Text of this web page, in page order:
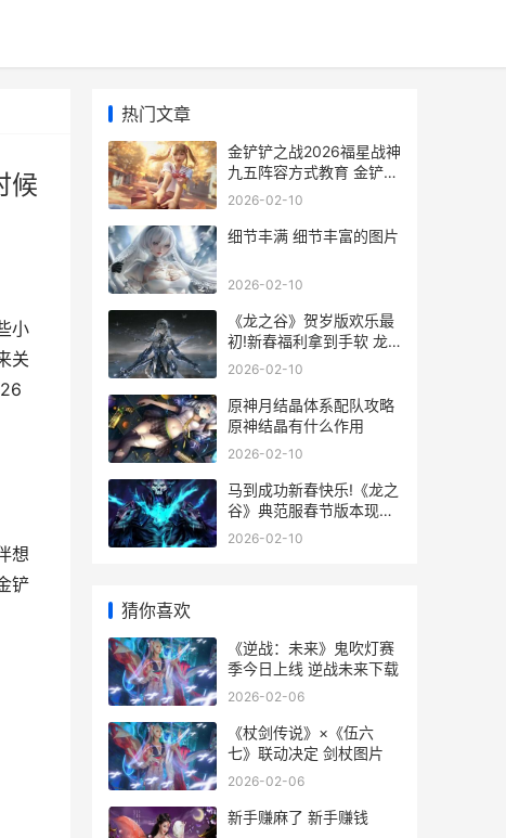
候
小
关
想
铲
热门文章
金铲铲之战2026福星战神
九五阵容方式教育 金铲铲
之战2026福星什么时候返
2026-02-10
细节丰满 细节丰富的图片
2026-02-10
《龙之谷》贺岁版欢乐最
初!新春福利拿到手软 龙
之谷周年庆活动2020
2026-02-10
原神月结晶体系配队攻略
原神结晶有什么作用
2026-02-10
马到成功新春快乐!《龙之
谷》典范服春节版本现已
升级 马到成功下一句怎么
2026-02-10
猜你喜欢
《逆战：未来》鬼吹灯赛
季今日上线 逆战未来下载
2026-02-06
《杖剑传说》×《伍六
七》联动决定 剑杖图片
2026-02-06
新手赚麻了 新手赚钱